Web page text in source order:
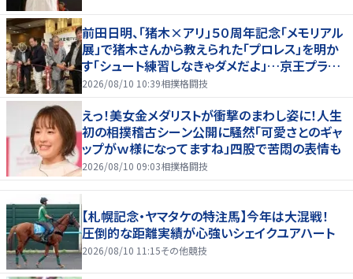
前田日明、「猪木×アリ」５０周年記念「メモリアル
展」で猪木さんから教えられた「プロレス」を明か
す「シュート練習しなきゃダメだよ」…京王プラザ
ホテルで３１日まで
2026/08/10 10:39相撲格闘技
えっ！美女金メダリストが衝撃のまわし姿に！人生
初の相撲稽古シーン公開に騒然「可愛さとのギャ
ップがｗ様になってますね」四股で苦悶の表情も
2026/08/10 09:03相撲格闘技
【札幌記念・ヤマタケの特注馬】今年は大混戦！
圧倒的な距離実績が心強いシェイクユアハート
2026/08/10 11:15その他競技